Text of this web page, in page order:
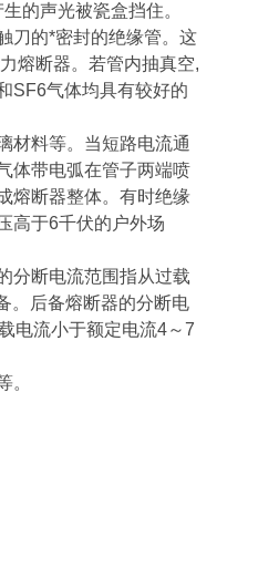
的声光被瓷盒挡住。
刀的*密封的绝缘管。这
熔断器。若管内抽真空,
SF6气体均具有较好的
材料等。当短路电流通
体带电弧在管子两端喷
熔断器整体。有时绝缘
高于6千伏的户外场
分断电流范围指从过载
。后备熔断器的分断电
电流小于额定电流4～7
。